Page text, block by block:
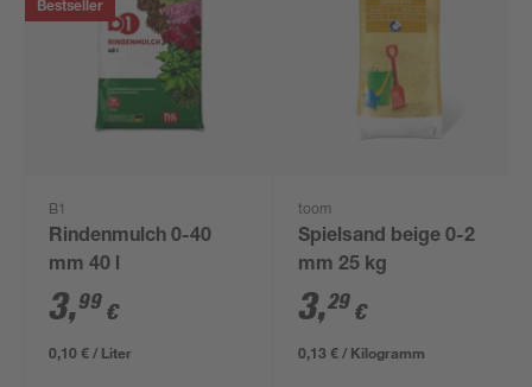
Bestseller
B1
Rindenmulch 0-40
mm 40 l
3,99 €
0,10 € / Liter
toom
Spielsand beige 0-2
mm 25 kg
3,29 €
0,13 € / Kilogramm